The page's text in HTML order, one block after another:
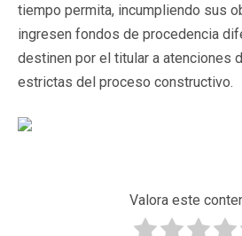
tiempo permita, incumpliendo sus
ingresen fondos de procedencia
destinen por el titular a atenciones
estrictas del proceso constructivo.
Valora este